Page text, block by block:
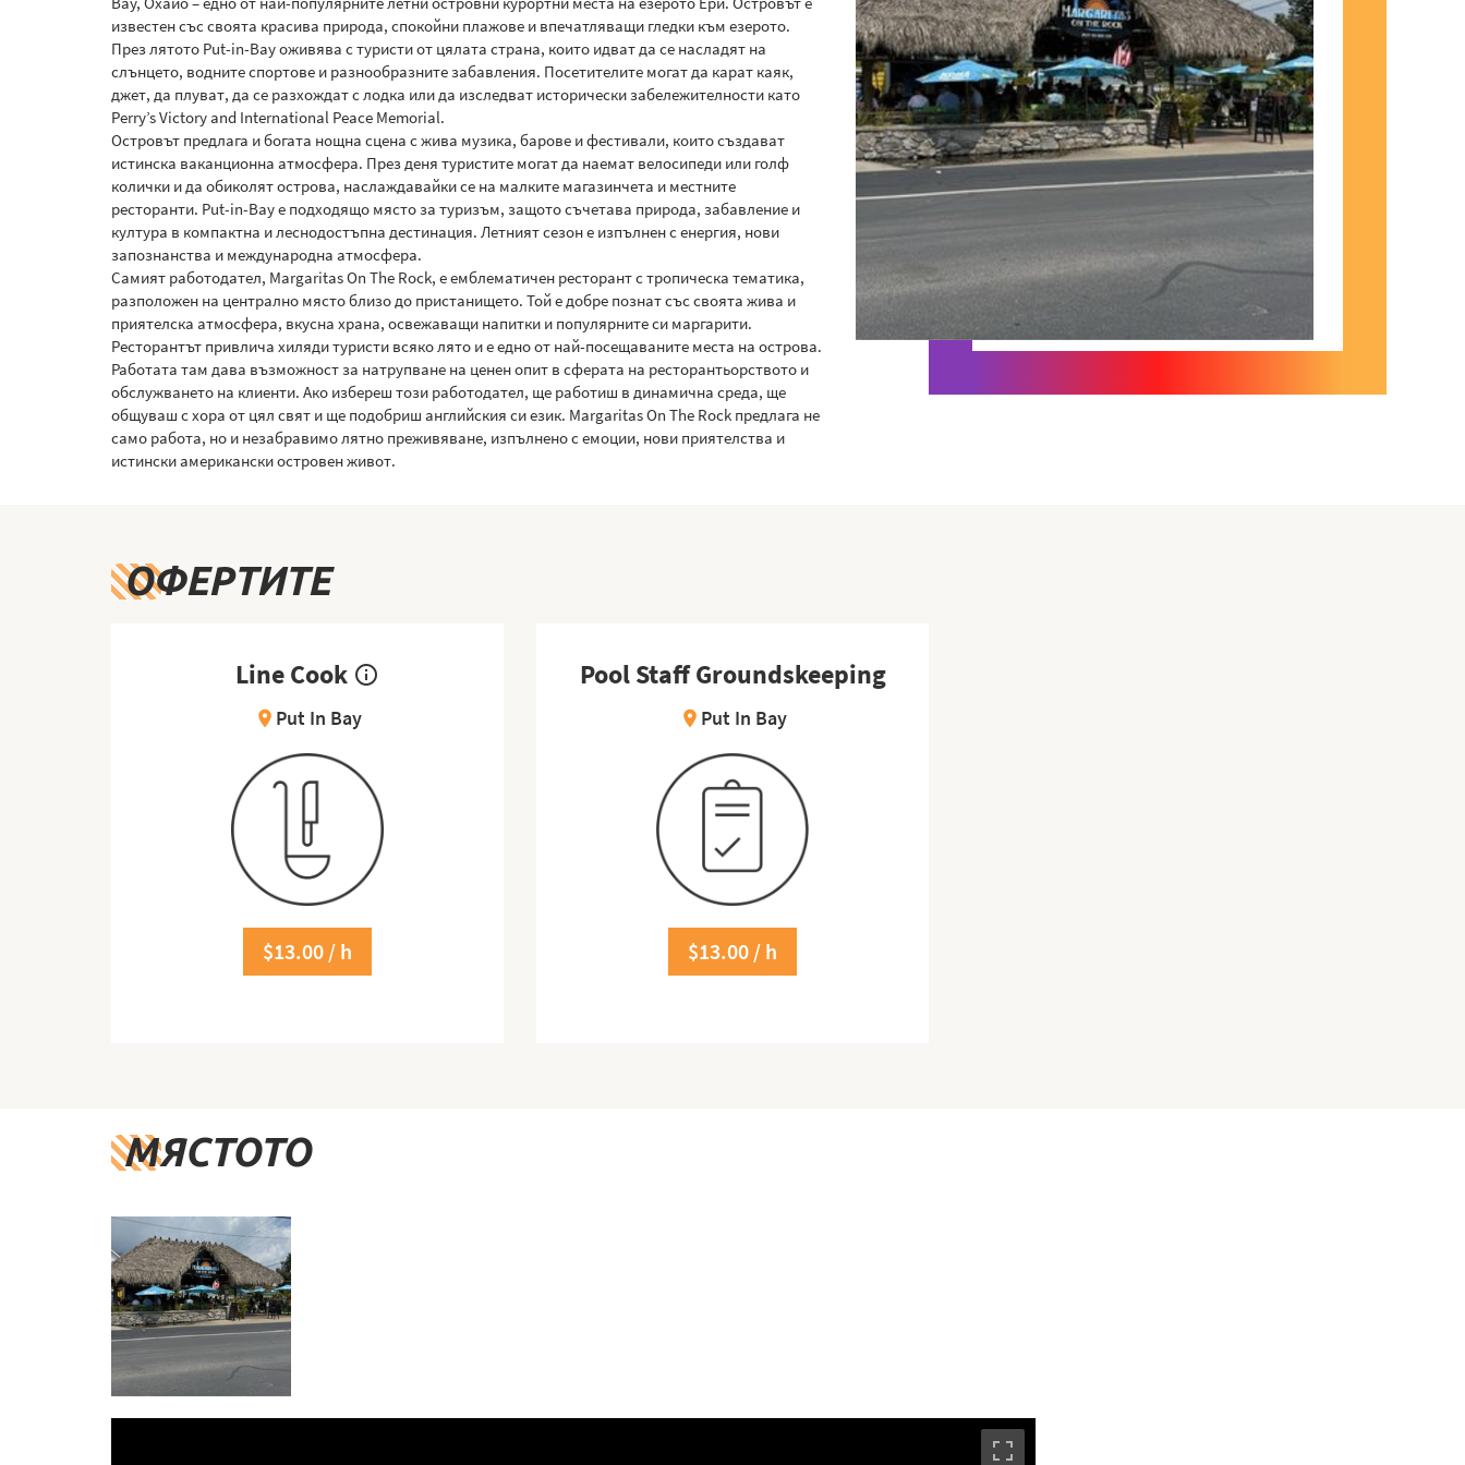
известен със своята красива природа, спокойни плажове и впечатляващи гледки към езерото.
През лятото Put-in-Bay оживява с туристи от цялата страна, които идват да се насладят на
слънцето, водните спортове и разнообразните забавления. Посетителите могат да карат каяк,
джет, да плуват, да се разхождат с лодка или да изследват исторически забележителности като
Perry’s Victory and International Peace Memorial.
Островът предлага и богата нощна сцена с жива музика, барове и фестивали, които създават
истинска ваканционна атмосфера. През деня туристите могат да наемат велосипеди или голф
колички и да обиколят острова, наслаждавайки се на малките магазинчета и местните
ресторанти. Put-in-Bay е подходящо място за туризъм, защото съчетава природа, забавление и
култура в компактна и леснодостъпна дестинация. Летният сезон е изпълнен с енергия, нови
запознанства и международна атмосфера.
Самият работодател, Margaritas On The Rock, е емблематичен ресторант с тропическа тематика,
разположен на централно място близо до пристанището. Той е добре познат със своята жива и
приятелска атмосфера, вкусна храна, освежаващи напитки и популярните си маргарити.
Ресторантът привлича хиляди туристи всяко лято и е едно от най-посещаваните места на острова.
Работата там дава възможност за натрупване на ценен опит в сферата на ресторантьорството и
обслужването на клиенти. Ако избереш този работодател, ще работиш в динамична среда, ще
общуваш с хора от цял свят и ще подобриш английския си език. Margaritas On The Rock предлага не
само работа, но и незабравимо лятно преживяване, изпълнено с емоции, нови приятелства и
истински американски островен живот.
ОФЕРТИТЕ
Line Cook info_outline
location_on Put In Bay
$13.00 / h
Pool Staff Groundskeeping
location_on Put In Bay
$13.00 / h
МЯСТОТО